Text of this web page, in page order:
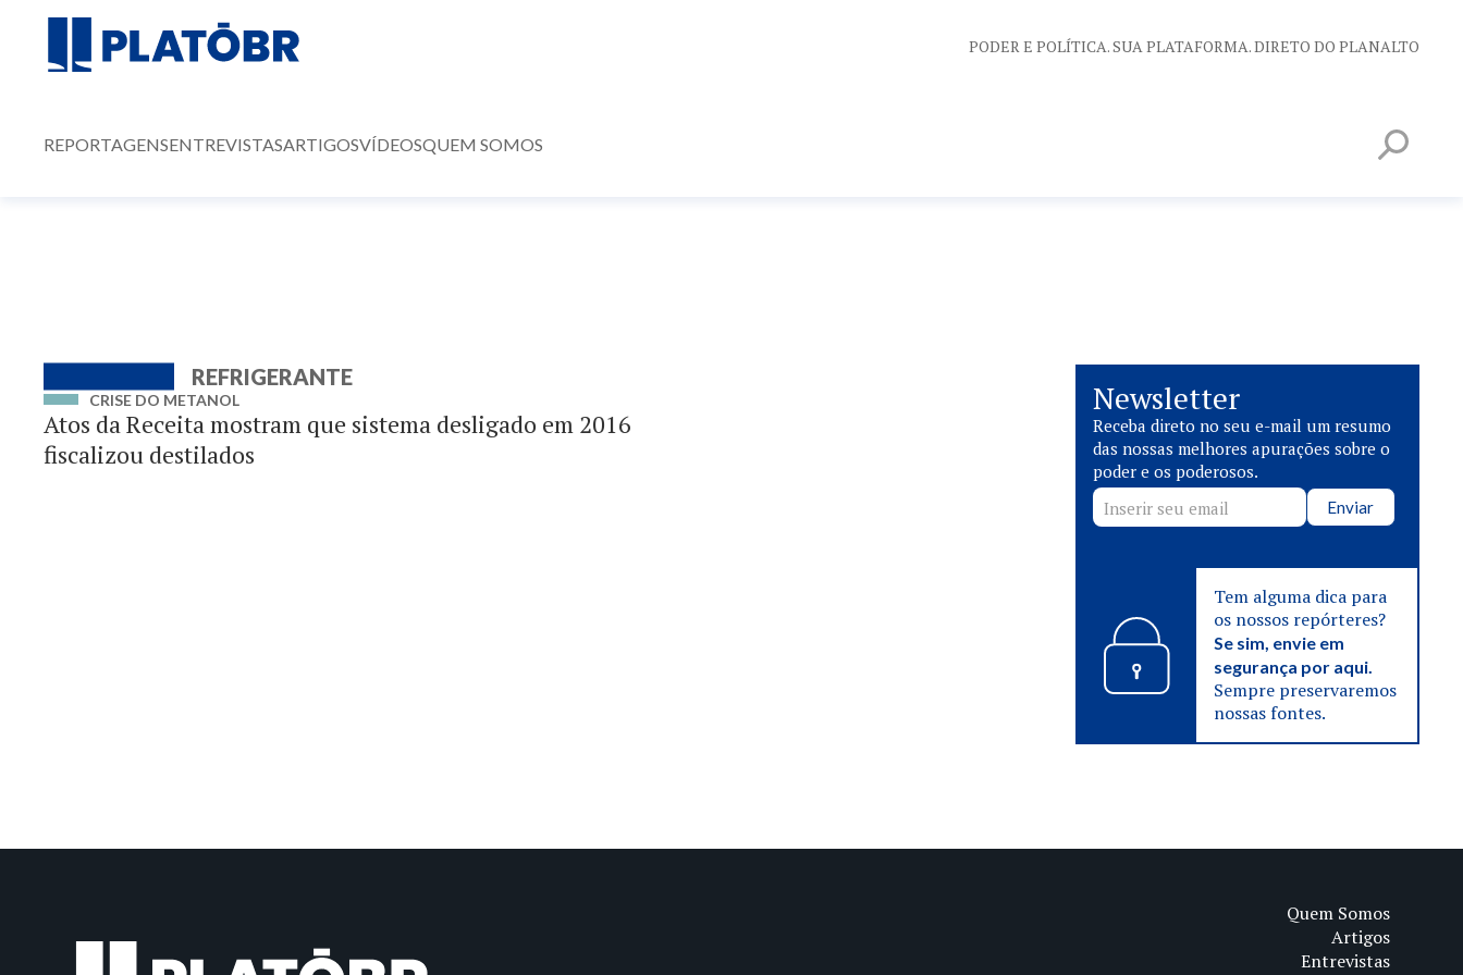
PODER E POLÍTICA. SUA PLATAFORMA. DIRETO DO PLANALTO
REPORTAGENSENTREVISTASARTIGOSVÍDEOSQUEM SOMOS
REFRIGERANTE
CRISE DO METANOL
Atos da Receita mostram que sistema desligado em 2016
fiscalizou destilados
Newsletter
Receba direto no seu e-mail um resumo
das nossas melhores apurações sobre o
poder e os poderosos.
Enviar
Tem alguma dica para
os nossos repórteres?
Se sim, envie em
segurança por aqui.
Sempre preservaremos
nossas fontes.
Quem Somos
Artigos
Entrevistas